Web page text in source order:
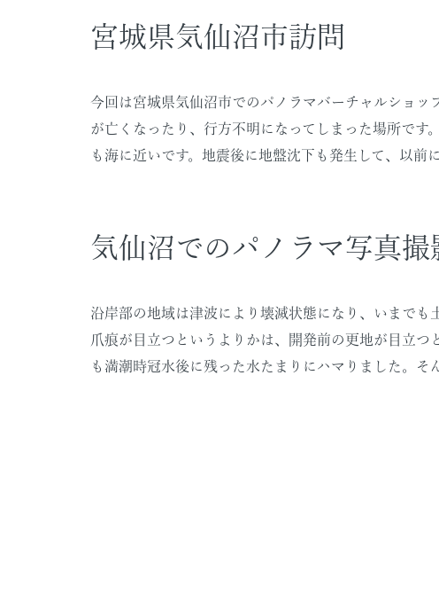
宮城県気仙沼市訪問
今回は宮城県気仙沼市でのパノラマバーチャルショ
が亡くなったり、行方不明になってしまった場所で
も海に近いです。地震後に地盤沈下も発生して、以前
気仙沼でのパノラマ写真撮
沿岸部の地域は津波により壊滅状態になり、いまで
爪痕が目立つというよりかは、開発前の更地が目立
も満潮時冠水後に残った水たまりにハマりました。そ